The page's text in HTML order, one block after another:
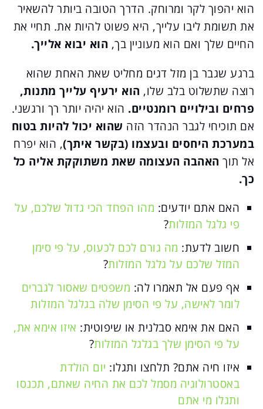
הוא יהפוך לקר ומרוחק. הדרך הטובה ביותר להשאיר
את תשומת ליבו עלייך, היא פשוט להיות את. תחיי את
החיים שלך ואם הוא מעוניין בך, הוא יבוא אלייך.
ברגע שגבר בן מזל דגים מחליט שאת האחת שהוא
רוצה שתשלוט בלב שלו, הוא ירעיף עלייך מתנות,
פרחים ובילויים רומנטיים. הוא יהיה יותר רך ורגשני.
אם תוכיחי לגבר הנהדר הזה שהוא יכול להיות בטוח
במערכת היחסים ובעצמו (בקשר איתך), הוא יפרח
אל תוך האהבה העצומה שאת משתוקקת אליה כל
כך.
האם אתם יודעים: מהו הפחד הכי גדול שלכם, על
פי גלגל המזלות?
חשוב לדעת: מה גורם לכם לכעוס, על פי סימן
המזל שלכם על גלגל המזלות?
אף פעם אל תאמרו לה: משפטים שאסור לגברים
לומר לאישה, על פי הסימן שלה בגלגל המזלות
האם את אימא סבלנית או שיפוטית: איזו אימא את,
על פי הסימן שלך בגלגל המזלות?
איזו חיה אתם? תלחצו ותגלו: יום הולדת
באסטרולוגיה מסמל לכם את החיה שאתם, תכנסו
ותגלו מי אתם